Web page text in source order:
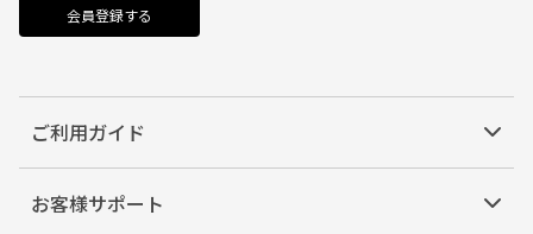
会員登録する
ご利用ガイド
お客様サポート